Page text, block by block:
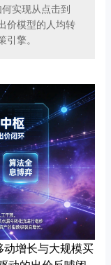
实现从点击到
价模型的人均转
擎。
动增长与大规模买